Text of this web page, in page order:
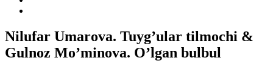
Nilufar Umarova. Tuyg’ular tilmochi &
Gulnoz Mo’minova. O’lgan bulbul